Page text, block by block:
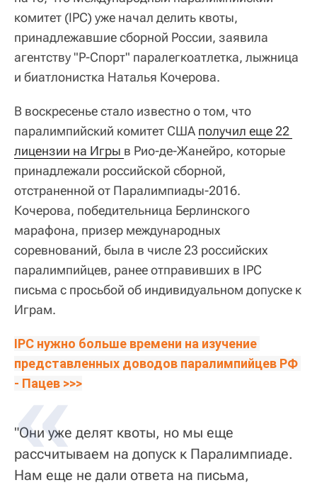
комитет (IPC) уже начал делить квоты,
принадлежавшие сборной России, заявила
агентству "Р-Спорт" паралегкоатлетка, лыжница
и биатлонистка Наталья Кочерова.
В воскресенье стало известно о том, что
паралимпийский комитет США получил еще 22
лицензии на Игры в Рио-де-Жанейро, которые
принадлежали российской сборной,
отстраненной от Паралимпиады-2016.
Кочерова, победительница Берлинского
марафона, призер международных
соревнований, была в числе 23 российских
паралимпийцев, ранее отправивших в IPC
письма с просьбой об индивидуальном допуске к
Играм.
IPC нужно больше времени на изучение
представленных доводов паралимпийцев РФ
- Пацев >>>
"Они уже делят квоты, но мы еще
рассчитываем на допуск к Паралимпиаде.
Нам еще не дали ответа на письма,